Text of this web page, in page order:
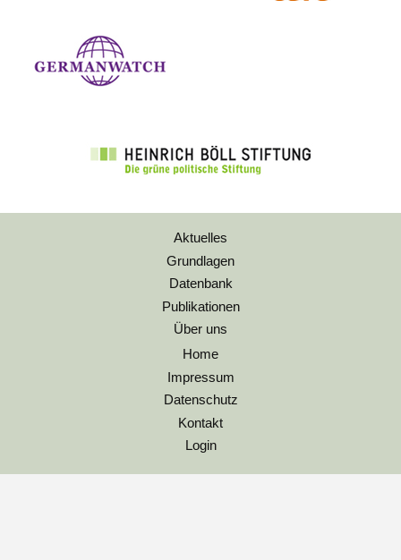
Aktuelles
Grundlagen
Datenbank
Publikationen
Über uns
Home
Impressum
Datenschutz
Kontakt
Login